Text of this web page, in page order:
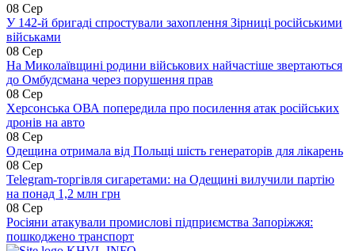
08 Сер
У 142-й бригаді спростували захоплення Зірниці російськими
військами
08 Сер
На Миколаївщині родини військових найчастіше звертаються
до Омбудсмана через порушення прав
08 Сер
Херсонська ОВА попередила про посилення атак російських
дронів на авто
08 Сер
Одещина отримала від Польщі шість генераторів для лікарень
08 Сер
Telegram-торгівля сигаретами: на Одещині вилучили партію
на понад 1,2 млн грн
08 Сер
Росіяни атакували промислові підприємства Запоріжжя:
пошкоджено транспорт